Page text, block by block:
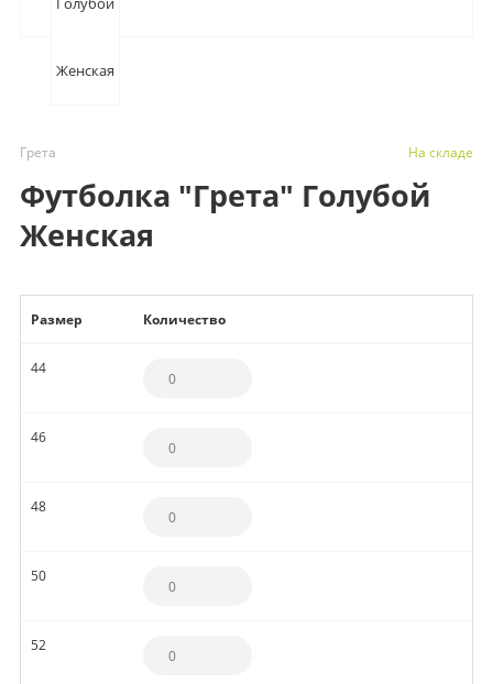
Грета
Футболка "Грета" Голубой
Женская
На складе
Размер Количество
44
46
48
50
52